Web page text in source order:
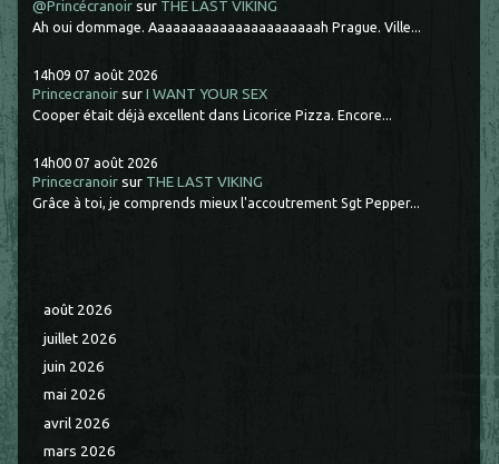
@Princécranoir sur THE LAST VIKING
Ah oui dommage. Aaaaaaaaaaaaaaaaaaaaaah Prague. Ville...
14h09 07 août 2026
Princecranoir surI WANT YOUR SEX
Cooper était déjà excellent dans Licorice Pizza. Encore...
14h00 07 août 2026
Princecranoir sur THE LAST VIKING
Grâce à toi, je comprends mieux l'accoutrement Sgt Pepper...
août 2026
juillet 2026
juin 2026
mai 2026
avril 2026
mars 2026